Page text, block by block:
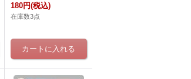
180円(税込)
在庫数3点